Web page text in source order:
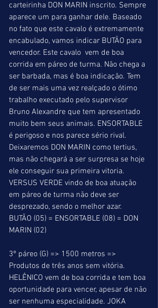
carteirinha DON MARIN inscrito. Sempre
aparece um para ganhar dele. Baseado
no fato que este cavalo é extremamente
encabulado, vamos indicar BUTÃO para
vencedor. Este cavalo  vem de boa
corrida em páreo de turma. Não chega a
ser barbada, mas é boa indicação. Tem
de ser mais uma vez realçado o ótimo
trabalho executado pelo supervisor
Bruno Alexandre que tem apresentado
muito bem seus animais. ENSORTABLE
é perigoso e nos parece sério rival.
Deixaremos DON MARIN como tertius,
mas não chegará a ser surpresa se hoje
ele conseguir sua primeira vitoria.
VERSUS VERDE vindo de boa atuação
em páreo de turma não deve ser
desprezado, sendo o melhor azar.
BUTÃO (05) = ENSORTABLE (08) = DON
MARIN (02)
3º páreo (G) => 1500 metros =>
Produtos de três anos sem vitória.
HELÊNICO vem de boa corrida e tem boa
oportunidade para vencer, apesar de não
ser nenhuma especialidade. JOKA